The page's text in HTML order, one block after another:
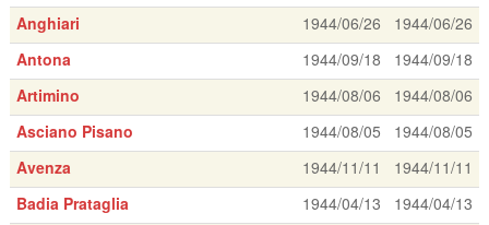
Anghiari
1944/06/26
1944/06/26
Antona
1944/09/18
1944/09/18
Artimino
1944/08/06
1944/08/06
Asciano Pisano
1944/08/05
1944/08/05
Avenza
1944/11/11
1944/11/11
Badia Prataglia
1944/04/13
1944/04/13